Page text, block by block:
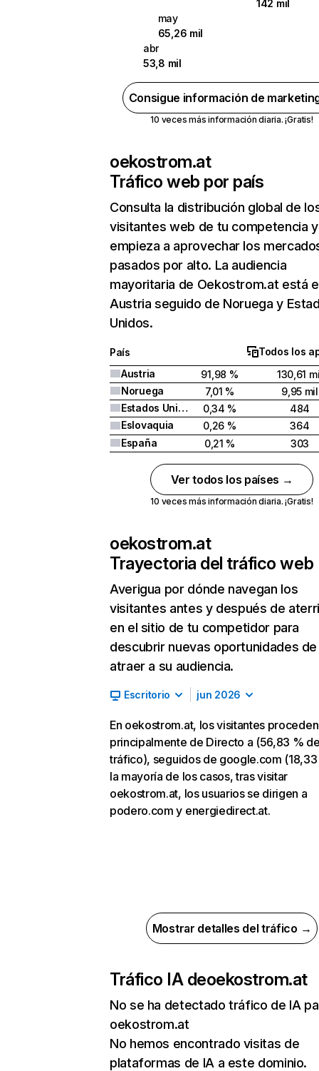
142 mil
may
65,26 mil
abr
53,8 mil
Consigue información de
10 veces más información diaria. ¡Gratis!
oekostrom.at
Tráfico web por país
Consulta la distribución global de
visitantes web de tu competencia y
empieza a aprovechar los
pasados por alto. La audiencia
mayoritaria de Oekostrom.at está
Austria seguido de Noruega y
Unidos.
País
Todos los
Austria
91,98 %
130,61
Noruega
7,01 %
9,95 mil
Estados Unidos
0,34 %
484
Eslovaquia
0,26 %
364
España
0,21 % 303
Ver todos los países →
10 veces más información diaria. ¡Gratis!
oekostrom.at
Trayectoria del tráfico web
Averigua por dónde navegan los
visitantes antes y después de
en el sitio de tu competidor para
descubrir nuevas oportunidades de
atraer a su audiencia.
Escritorio jun 2026
En oekostrom.at, los visitantes proceden
principalmente de Directo a (56,83 %
tráfico), seguidos de google.com (18,33
la mayoría de los casos, tras visitar
oekostrom.at, los usuarios se dirigen a
podero.com y energiedirect.at.
Mostrar detalles del tráfico →
Tráfico IA deoekostrom.at
No se ha detectado tráfico de IA
oekostrom.at
No hemos encontrado visitas de
plataformas de IA a este dominio.